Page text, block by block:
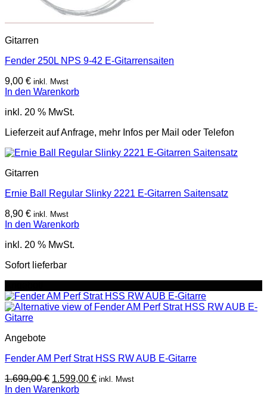
Gitarren
Fender 250L NPS 9-42 E-Gitarrensaiten
9,00 € inkl. Mwst
In den Warenkorb
inkl. 20 % MwSt.
Lieferzeit auf Anfrage, mehr Infos per Mail oder Telefon
Gitarren
Ernie Ball Regular Slinky 2221 E-Gitarren Saitensatz
8,90 € inkl. Mwst
In den Warenkorb
inkl. 20 % MwSt.
Sofort lieferbar
Angebote
Fender AM Perf Strat HSS RW AUB E-Gitarre
1.699,00€ Ursprünglicher
Preis
1.599,00 €Aktueller
inkl. Mwst
In den Warenkorb